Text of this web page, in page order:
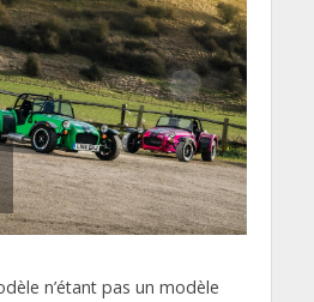
n’étant pas un modèle